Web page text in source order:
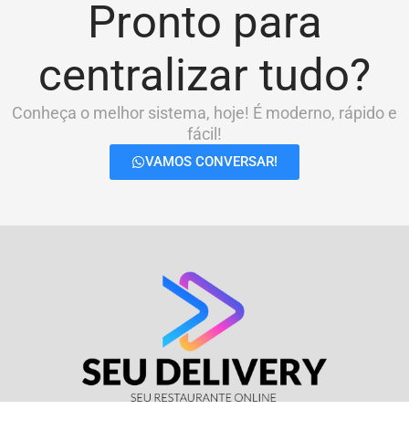
Pronto para
centralizar tudo?
Conheça o melhor sistema, hoje! É moderno, rápido e
fácil!
VAMOS CONVERSAR!